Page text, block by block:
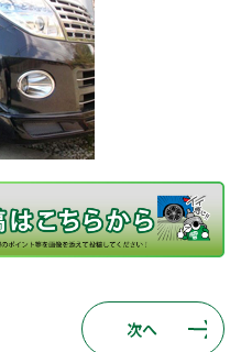
次へ